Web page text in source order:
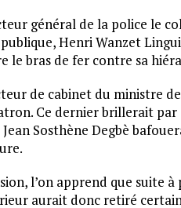
général de la police le
Henri Wanzet
le bras de fer contre sa
de cabinet du ministre
Ce dernier brillerait par
Sosthène Degbè
l’on apprend que suite
aurait donc retiré